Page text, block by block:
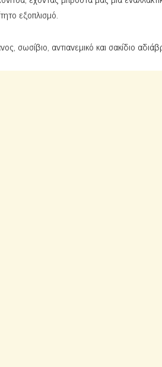
εξοπλισμό.
σωσίβιο, αντιανεμικό και σακίδιο